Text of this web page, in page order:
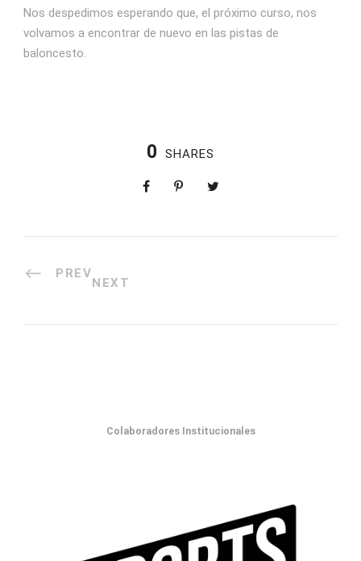
Nos despedimos esperando que, el próximo curso, nos
volvamos a encontrar de nuevo en las pistas de
baloncesto.
0 SHARES
PREV
NEXT
Colaboradores Institucionales